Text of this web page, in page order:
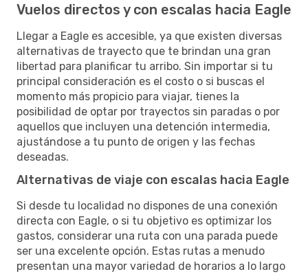
Vuelos directos y con escalas hacia Eagle
Llegar a Eagle es accesible, ya que existen diversas
alternativas de trayecto que te brindan una gran
libertad para planificar tu arribo. Sin importar si tu
principal consideración es el costo o si buscas el
momento más propicio para viajar, tienes la
posibilidad de optar por trayectos sin paradas o por
aquellos que incluyen una detención intermedia,
ajustándose a tu punto de origen y las fechas
deseadas.
Alternativas de viaje con escalas hacia Eagle
Si desde tu localidad no dispones de una conexión
directa con Eagle, o si tu objetivo es optimizar los
gastos, considerar una ruta con una parada puede
ser una excelente opción. Estas rutas a menudo
presentan una mayor variedad de horarios a lo largo